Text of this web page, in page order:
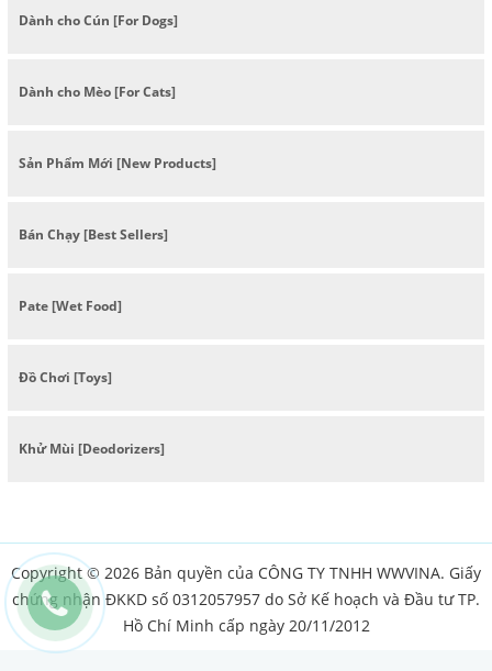
Dành cho Cún [For Dogs]
Dành cho Mèo [For Cats]
Sản Phẩm Mới [New Products]
Bán Chạy [Best Sellers]
Pate [Wet Food]
Đồ Chơi [Toys]
Khử Mùi [Deodorizers]
Copyright © 2026 Bản quyền của CÔNG TY TNHH WWVINA. Giấy
chứng nhận ĐKKD số 0312057957 do Sở Kế hoạch và Đầu tư TP.
Hồ Chí Minh cấp ngày 20/11/2012